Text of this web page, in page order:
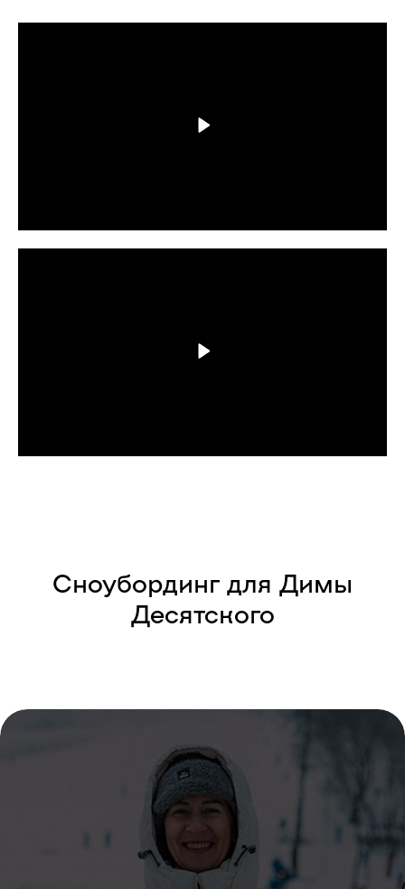
Сноубординг для Димы
Десятского